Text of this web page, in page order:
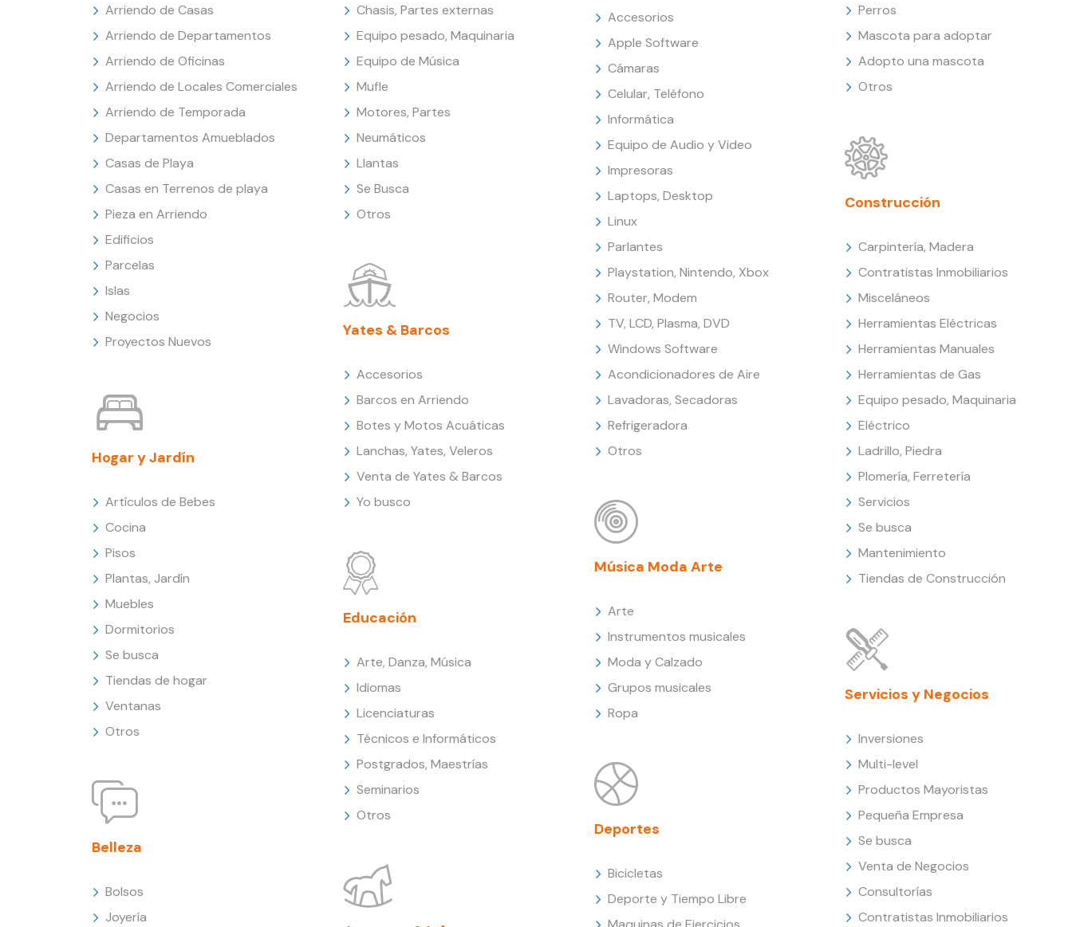
Arriendo de Casas
Arriendo de Departamentos
Arriendo de Oficinas
Arriendo de Locales Comerciales
Arriendo de Temporada
Departamentos Amueblados
Casas de Playa
Casas en Terrenos de playa
Pieza en Arriendo
Edificios
Parcelas
Islas
Negocios
Proyectos Nuevos
Hogar y Jardín
Artículos de Bebes
Cocina
Pisos
Plantas, Jardín
Muebles
Dormitorios
Se busca
Tiendas de hogar
Ventanas
Otros
Belleza
Bolsos
Joyería
Chasis, Partes externas
Equipo pesado, Maquinaria
Equipo de Música
Mufle
Motores, Partes
Neumáticos
Llantas
Se Busca
Otros
Yates & Barcos
Accesorios
Barcos en Arriendo
Botes y Motos Acuáticas
Lanchas, Yates, Veleros
Venta de Yates & Barcos
Yo busco
Educación
Arte, Danza, Música
Idiomas
Licenciaturas
Técnicos e Informáticos
Postgrados, Maestrías
Seminarios
Otros
Accesorios
Apple Software
Cámaras
Celular, Teléfono
Informática
Equipo de Audio y Video
Impresoras
Laptops, Desktop
Linux
Parlantes
Playstation, Nintendo, Xbox
Router, Modem
TV, LCD, Plasma, DVD
Windows Software
Acondicionadores de Aire
Lavadoras, Secadoras
Refrigeradora
Otros
Música Moda Arte
Arte
Instrumentos musicales
Moda y Calzado
Grupos musicales
Ropa
Deportes
Bicicletas
Deporte y Tiempo Libre
Perros
Mascota para adoptar
Adopto una mascota
Otros
Construcción
Carpintería, Madera
Contratistas Inmobiliarios
Misceláneos
Herramientas Eléctricas
Herramientas Manuales
Herramientas de Gas
Equipo pesado, Maquinaria
Eléctrico
Ladrillo, Piedra
Plomería, Ferretería
Servicios
Se busca
Mantenimiento
Tiendas de Construcción
Servicios y Negocios
Inversiones
Multi-level
Productos Mayoristas
Pequeña Empresa
Se busca
Venta de Negocios
Consultorías
Contratistas Inmobiliarios